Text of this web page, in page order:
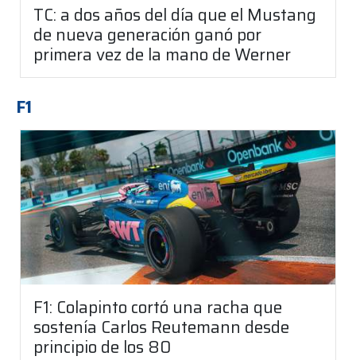
TC: a dos años del día que el Mustang
de nueva generación ganó por
primera vez de la mano de Werner
F1
F1: Colapinto cortó una racha que
sostenía Carlos Reutemann desde
principio de los 80